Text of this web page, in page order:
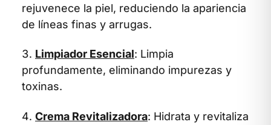
rejuvenece la piel, reduciendo la apariencia
de líneas finas y arrugas.
Limpiador Esencial: Limpia
profundamente, eliminando impurezas y
toxinas.
Crema Revitalizadora: Hidrata y revitaliza